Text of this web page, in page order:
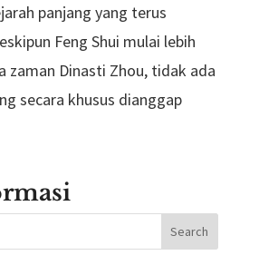
panjang yang terus
Feng Shui mulai lebih
zaman Dinasti Zhou, tidak ada
secara khusus dianggap